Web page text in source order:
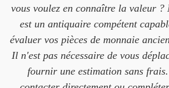
vous voulez en connaître la valeur
est un antiquaire compétent
évaluer vos pièces de monnaie
Il n'est pas nécessaire de vous
fournir une estimation sans